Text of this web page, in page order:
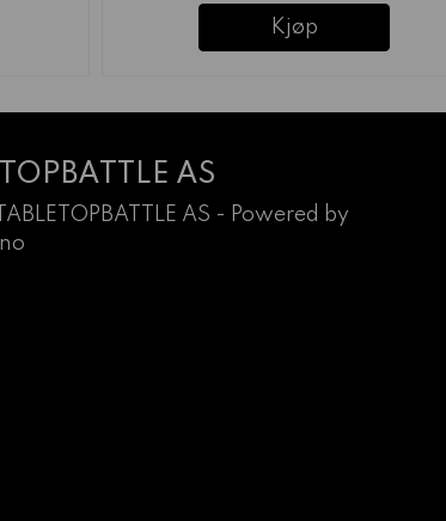
Kjøp
AS
AS - Powered by